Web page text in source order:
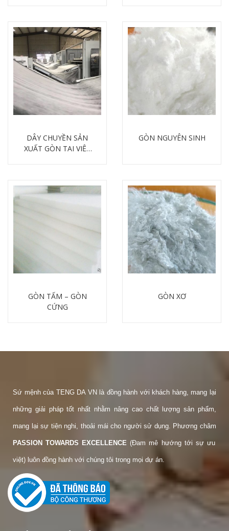
DÂY CHUYỀN SẢN
XUẤT GÒN TẠI VIỆT
GÒN NGUYÊN SINH
GÒN TẤM – GÒN
CỨNG
GÒN XƠ
Sứ mệnh của TENG DA VN là đồng hành với khách hàng, mang lại
những giải pháp tốt nhất nhằm nâng cao chất lượng sản phẩm,
mang lại sự tiện nghi, thoải mái cho người sử dụng. Phương châm
PASSION TOWARDS EXCELLENCE (Đam mê hướng tới sự ưu
việt) luôn đồng hành với chúng tôi trong mọi dự án.